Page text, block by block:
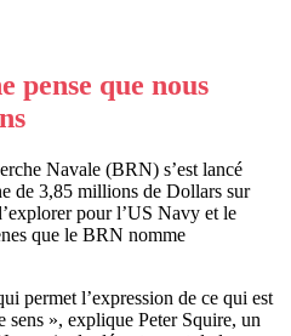
pense que nous
Navale (BRN) s’est lancé
de 3,85 millions de Dollars sur
pour l’US Navy et le
que le BRN nomme
permet l’expression de ce qui est
sens », explique Peter Squire, un